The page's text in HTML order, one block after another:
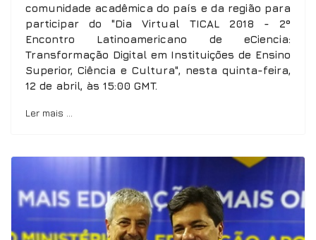
comunidade acadêmica do país e da região para
participar do "Dia Virtual TICAL 2018 - 2º
Encontro Latinoamericano de eCiencia:
Transformação Digital em Instituições de Ensino
Superior, Ciência e Cultura", nesta quinta-feira,
12 de abril, às 15:00 GMT.
Ler mais …